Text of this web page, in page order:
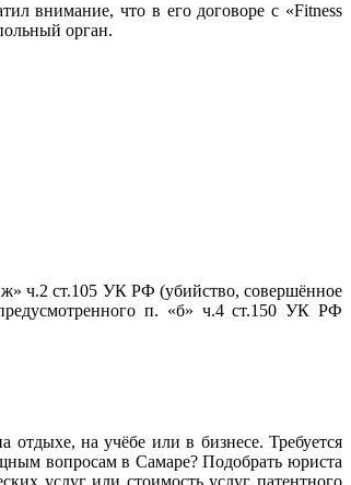
внимание, что в его договоре с «Fitness
орган.
ч.2 ст.105 УК РФ (убийство, совершённое
п. «б» ч.4 ст.150 УК РФ
на учёбе или в бизнесе. Требуется
вопросам в Самаре? Подобрать юриста